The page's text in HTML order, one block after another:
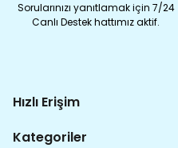
Sorularınızı yanıtlamak için 7/24
Canlı Destek hattımız aktif.
Hızlı Erişim
Kategoriler